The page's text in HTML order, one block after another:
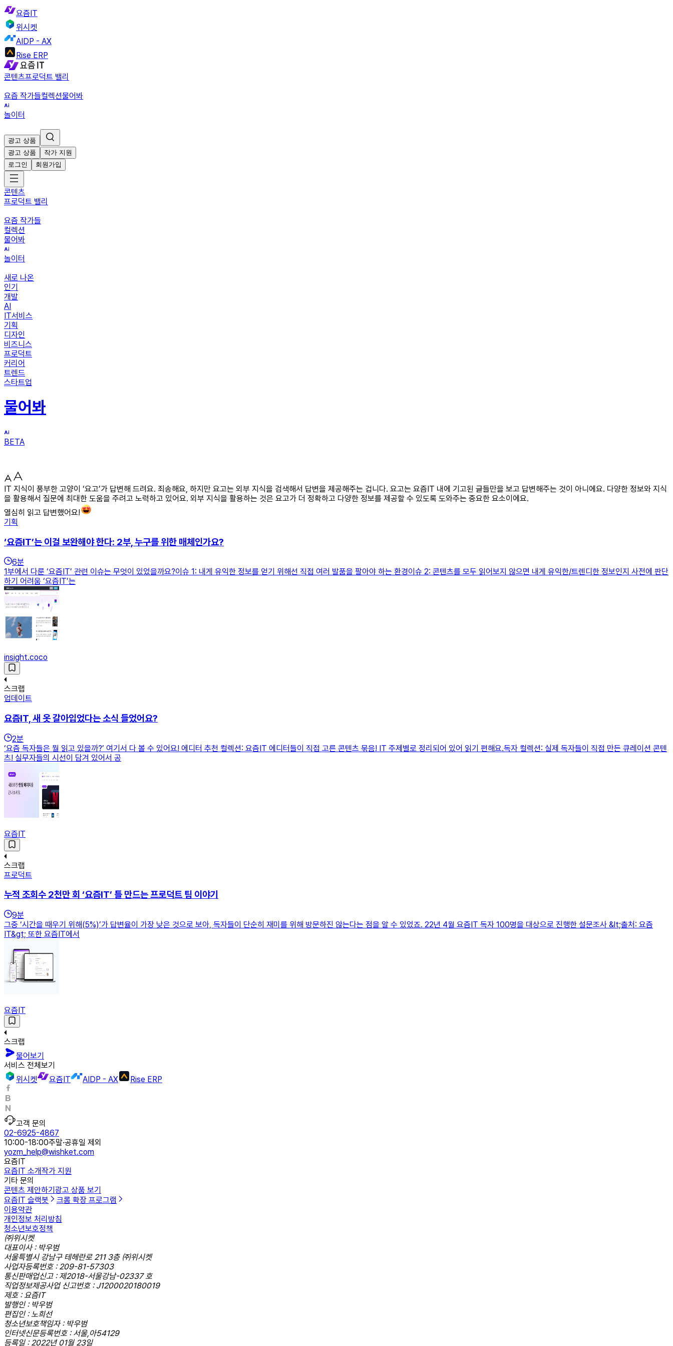
요즘IT
위시켓
AIDP - AX
Rise ERP
콘텐츠프로덕트 밸리
요즘 작가들컬렉션물어봐
놀이터
광고 상품
광고 상품
작가 지원
로그인
회원가입
콘텐츠
프로덕트 밸리
요즘 작가들
컬렉션
물어봐
놀이터
새로 나온
인기
개발
AI
IT서비스
기획
디자인
비즈니스
프로덕트
커리어
트렌드
스타트업
물어봐
BETA
IT 지식이 풍부한 고양이 ‘요고’가 답변해 드려요. 죄송해요, 하지만 요고는 외부 지식을 검색해서 답변을 제공해주는 겁니다. 요고는 요즘IT 내에 기고된 글들만을 보고 답변해주는 것이 아니에요. 다양한 정보와 지식
을 활용해서 질문에 최대한 도움을 주려고 노력하고 있어요. 외부 지식을 활용하는 것은 요고가 더 정확하고 다양한 정보를 제공할 수 있도록 도와주는 중요한 요소이에요.
열심히 읽고 답변했어요!
기획
‘요즘IT’는 이걸 보완해야 한다: 2부, 누구를 위한 매체인가요?
6분
1부에서 다룬 ‘요즘IT’ 관련 이슈는 무엇이 있었을까요?이슈 1: 내게 유익한 정보를 얻기 위해선 직접 여러 발품을 팔아야 하는 환경이슈 2: 콘텐츠를 모두 읽어보지 않으면 내게 유익한/트렌디한 정보인지 사전에 판단
하기 어려움 ‘요즘IT’는
insight.coco
스크랩
업데이트
요즘IT, 새 옷 갈아입었다는 소식 들었어요?
2분
‘요즘 독자들은 뭘 읽고 있을까?’ 여기서 다 볼 수 있어요! 에디터 추천 컬렉션: 요즘IT 에디터들이 직접 고른 콘텐츠 묶음! IT 주제별로 정리되어 있어 읽기 편해요.독자 컬렉션: 실제 독자들이 직접 만든 큐레이션 콘텐
츠! 실무자들의 시선이 담겨 있어서 공
요즘IT
스크랩
프로덕트
누적 조회수 2천만 회 ‘요즘IT’ 틀 만드는 프로덕트 팀 이야기
9분
그중 ‘시간을 때우기 위해(5%)’가 답변율이 가장 낮은 것으로 보아, 독자들이 단순히 재미를 위해 방문하진 않는다는 점을 알 수 있었죠. 22년 4월 요즘IT 독자 100명을 대상으로 진행한 설문조사 &lt;출처: 요즘
IT&gt; 또한 요즘IT에서
요즘IT
스크랩
물어보기
서비스 전체보기
위시켓
요즘IT AIDP - AX Rise ERP
고객 문의
02-6925-4867
10:00-18:00주말·공휴일 제외
yozm_help@wishket.com
요즘IT
요즘IT 소개작가 지원
기타 문의
콘텐츠 제안하기 광고 상품 보기
요즘IT 슬랙봇
크롬 확장 프로그램
이용약관
개인정보 처리방침
청소년보호정책
㈜위시켓
대표이사 : 박우범
서울특별시 강남구 테헤란로 211 3층 ㈜위시켓
사업자등록번호 : 209-81-57303
통신판매업신고 : 제2018-서울강남-02337 호
직업정보제공사업 신고번호 : J1200020180019
제호 : 요즘IT
발행인 : 박우범
편집인 : 노희선
청소년보호책임자 : 박우범
인터넷신문등록번호 : 서울,아54129
등록일 : 2022년 01월 23일